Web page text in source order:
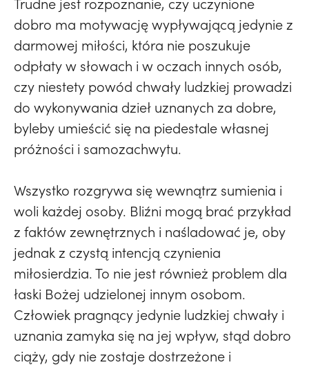
Trudne jest rozpoznanie, czy uczynione
dobro ma motywację wypływającą jedynie z
darmowej miłości, która nie poszukuje
odpłaty w słowach i w oczach innych osób,
czy niestety powód chwały ludzkiej prowadzi
do wykonywania dzieł uznanych za dobre,
byleby umieścić się na piedestale własnej
próżności i samozachwytu.
Wszystko rozgrywa się wewnątrz sumienia i
woli każdej osoby. Bliźni mogą brać przykład
z faktów zewnętrznych i naśladować je, oby
jednak z czystą intencją czynienia
miłosierdzia. To nie jest również problem dla
łaski Bożej udzielonej innym osobom.
Człowiek pragnący jedynie ludzkiej chwały i
uznania zamyka się na jej wpływ, stąd dobro
ciąży, gdy nie zostaje dostrzeżone i